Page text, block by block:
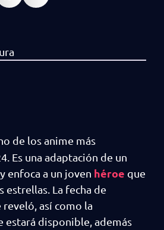
de los anime más
Es una adaptación de un
enfoca a un joven héroe que
estrellas. La fecha de
reveló, así como la
estará disponible, además